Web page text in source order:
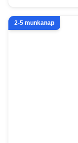
2-5 munkanap